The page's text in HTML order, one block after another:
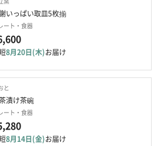
いっぱい取皿5枚揃
ート・食器
8月20日(木)お届け
と
漬け茶碗
ート・食器
8月14日(金)お届け